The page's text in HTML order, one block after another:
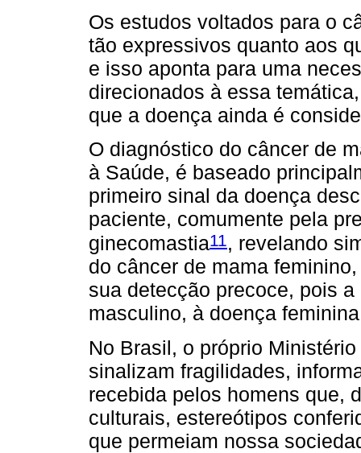
Os estudos voltados para o
tão expressivos quanto aos
e isso aponta para uma
direcionados à essa
que a doença ainda é
O diagnóstico do câncer de
à Saúde, é baseado
primeiro sinal da doença
paciente, comumente pela
ginecomastia11, revelando
do câncer de mama
sua detecção precoce, pois
masculino, à doença
No Brasil, o próprio
sinalizam fragilidades,
recebida pelos homens que,
culturais, estereótipos
que permeiam nossa